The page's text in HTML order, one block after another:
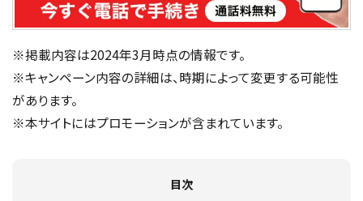
※掲載内容は2024年3月時点の情報です。
※キャンペーン内容の詳細は、時期によって変更する可能性
があります。
※本サイトにはプロモーションが含まれています。
目次